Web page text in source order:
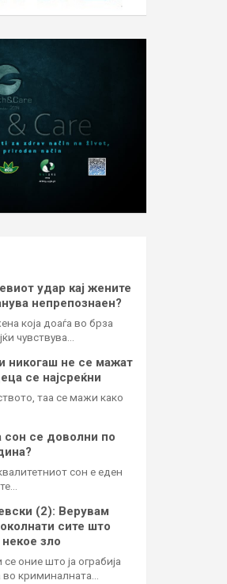
удар кај жените
непрепознаен?
која доаѓа во брза
чувствува…
никогаш не се мажат
се најсреќни
таа се мажи како
сон се доволни по
сон е еден
(2): Верувам
сите што
зло
оние што ја ограбија
криминалната…